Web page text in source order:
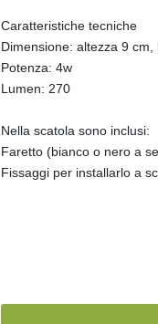
Caratteristiche tecniche
Dimensione: altezza 9 cm,
Potenza: 4w
Lumen: 270
Nella scatola sono inclusi:
Faretto (bianco o nero a
Fissaggi per installarlo a